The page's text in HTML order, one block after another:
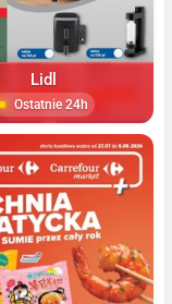
Lidl
Ostatnie 24h